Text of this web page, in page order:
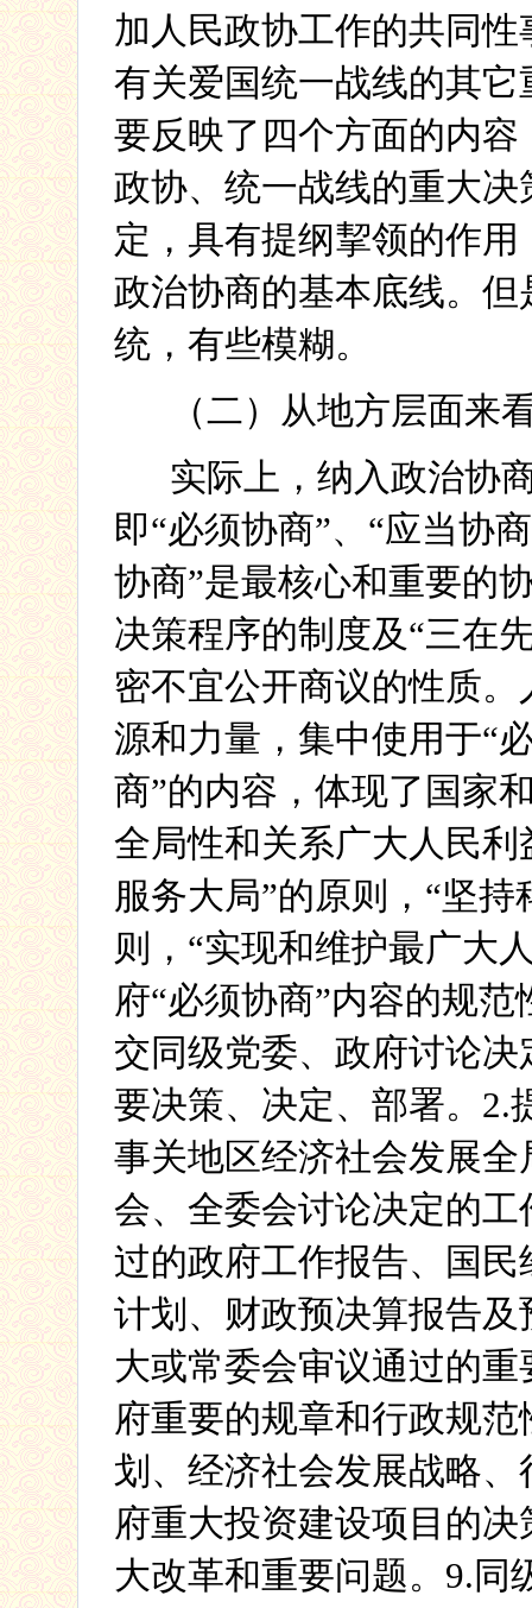
加人民政协工作的共同
有关爱国统一战线的其
要反映了四个方面的内
政协、统一战线的重大
定，具有提纲挈领的作
政治协商的基本底线。
统，有些模糊。
（二）从地方层面来
实际上，纳入政治协
即“必须协商”、“应当协
协商”是最核心和重要的
决策程序的制度及“三在
密不宜公开商议的性质
源和力量，集中使用于“
商”的内容，体现了国家
全局性和关系广大人民
服务大局”的原则，“坚
则，“实现和维护最广大
府“必须协商”内容的规
交同级党委、政府讨论
要决策、决定、部署。 2.
事关地区经济社会发展
会、全委会讨论决定的工
过的政府工作报告、国
计划、财政预决算报告
大或常委会审议通过的
府重要的规章和行政规范
划、经济社会发展战略
府重大投资建设项目的决
大改革和重要问题。 9. 同